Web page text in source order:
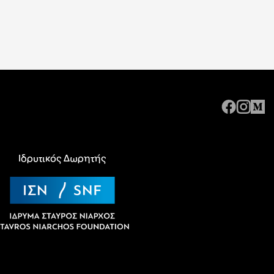
Ιδρυτικός Δωρητής